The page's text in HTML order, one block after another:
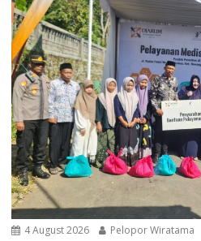
4 August 2026 Pelopor Wiratama